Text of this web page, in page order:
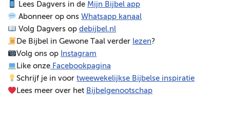
p
e
l
e
r
Lees Dagvers in de Mijn Bijbel app
Abonneer op onsWhatsapp kanaal
Volg Dagvers opdebijbel.nl
De Bijbel in Gewone Taal verder lezen?
Volg ons op Instagram
Like onze Facebookpagina
Schrijf je in voortweewekelijkse Bijbelse inspiratie
Lees meer over het Bijbelgenootschap